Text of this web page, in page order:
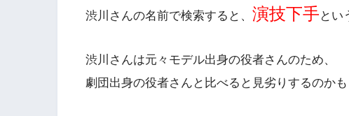
渋川さんの名前で検索すると、 演技下手 とい
渋川さんは元々モデル出身の役者さんのため、
劇団出身の役者さんと比べると見劣りするのかも